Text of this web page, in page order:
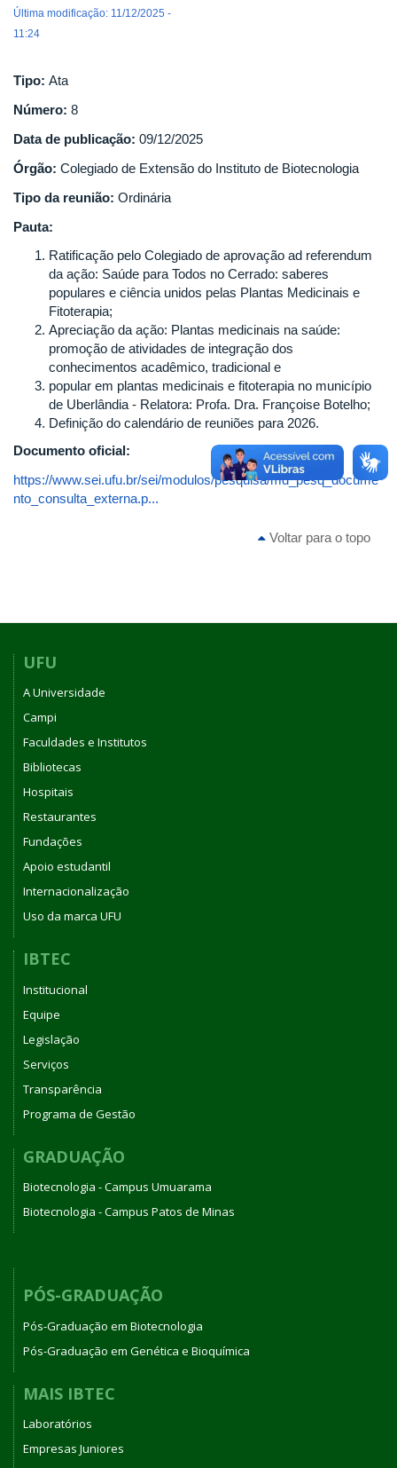
Última modificação: 11/12/2025 -
11:24
Tipo: Ata
Número: 8
Data de publicação: 09/12/2025
Órgão: Colegiado de Extensão do Instituto de Biotecnologia
Tipo da reunião: Ordinária
Pauta:
Ratificação pelo Colegiado de aprovação ad referendum
da ação: Saúde para Todos no Cerrado: saberes
populares e ciência unidos pelas Plantas Medicinais e
Fitoterapia;
Apreciação da ação: Plantas medicinais na saúde:
promoção de atividades de integração dos
conhecimentos acadêmico, tradicional e
popular em plantas medicinais e fitoterapia no município
de Uberlândia - Relatora: Profa. Dra. Françoise Botelho;
Definição do calendário de reuniões para 2026.
Documento oficial:
https://www.sei.ufu.br/sei/modulos/pesquisa/md_pesq_docume
nto_consulta_externa.p...
Voltar para o topo
UFU
A Universidade
Campi
Faculdades e Institutos
Bibliotecas
Hospitais
Restaurantes
Fundações
Apoio estudantil
Internacionalização
Uso da marca UFU
IBTEC
Institucional
Equipe
Legislação
Serviços
Transparência
Programa de Gestão
GRADUAÇÃO
Biotecnologia - Campus Umuarama
Biotecnologia - Campus Patos de Minas
PÓS-GRADUAÇÃO
Pós-Graduação em Biotecnologia
Pós-Graduação em Genética e Bioquímica
MAIS IBTEC
Laboratórios
Empresas Juniores